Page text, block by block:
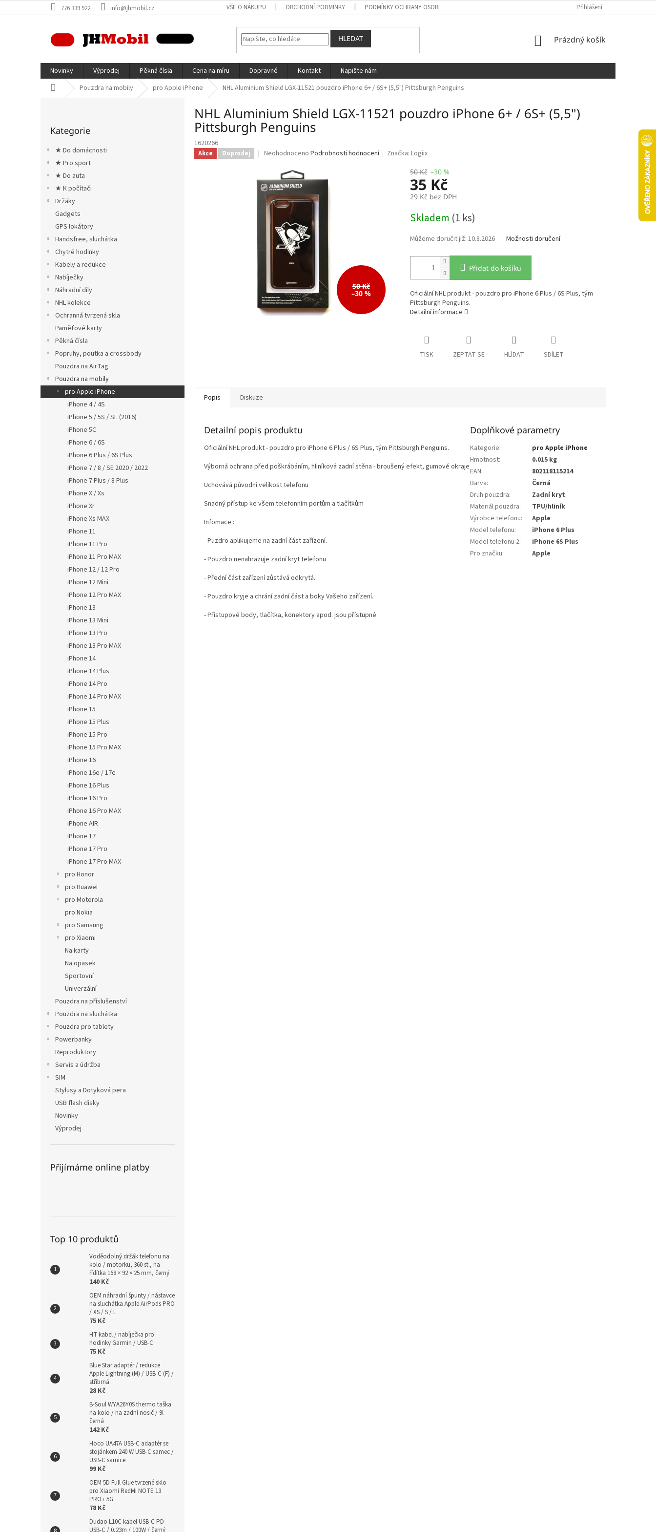
na
776 339 922 info@jhmobil.cz VŠE O NÁKUPU OBCHODNÍ PODMÍNKY PODMÍNKY OCHRANY OSOBNÍCH ÚDAJŮ Přihlášení
HLEDAT
NÁKUPNÍ
Prázdný košík
Novinky Výprodej Pěkná čísla Cena na míru Dopravné Kontakt
Napište nám
Domů Pouzdra na mobily pro Apple iPhone NHL Aluminium Shield LGX-11521 pouzdro iPhone 6+ / 6S+ (5,5") Pittsburgh Penguins
kategorie
Kategorie
★ Do domácnosti
★ Pro sport
★ Do auta
★ K počítači
Držáky
Gadgets
GPS lokátory
Handsfree, sluchátka
Chytré hodinky
Kabely a redukce
Nabíječky
Náhradní díly
NHL kolekce
Ochranná tvrzená skla
Paměťové karty
Pěkná čísla
Popruhy, poutka a crossbody
Pouzdra na AirTag
Pouzdra na mobily
pro Apple iPhone
iPhone 4 / 4S
iPhone 5 / 5S / SE (2016)
iPhone 5C
iPhone 6 / 6S
iPhone 6 Plus / 6S Plus
iPhone 7 / 8 / SE 2020 / 2022
iPhone 7 Plus / 8 Plus
iPhone X / Xs
iPhone Xr
iPhone Xs MAX
iPhone 11
iPhone 11 Pro
iPhone 11 Pro MAX
iPhone 12 / 12 Pro
iPhone 12 Mini
iPhone 12 Pro MAX
iPhone 13
iPhone 13 Mini
iPhone 13 Pro
iPhone 13 Pro MAX
iPhone 14
iPhone 14 Plus
iPhone 14 Pro
iPhone 14 Pro MAX
iPhone 15
iPhone 15 Plus
iPhone 15 Pro
iPhone 15 Pro MAX
iPhone 16
iPhone 16e / 17e
iPhone 16 Plus
iPhone 16 Pro
iPhone 16 Pro MAX
iPhone AIR
iPhone 17
iPhone 17 Pro
iPhone 17 Pro MAX
pro Honor
pro Huawei
pro Motorola
pro Nokia
pro Samsung
pro Xiaomi
Na karty
Na opasek
Sportovní
Univerzální
Pouzdra na příslušenství
Pouzdra na sluchátka
Pouzdra pro tablety
Powerbanky
Reproduktory
Servis a údržba
SIM
Stylusy a Dotyková pera
USB flash disky
Novinky
Výprodej
Přijímáme online platby
Top 10 produktů
Voděodolný držák telefonu na
kolo / motorku, 360 st., na
řídítka 168 × 92 × 25 mm, černý
140 Kč
OEM náhradní špunty / nástavce
na sluchátka Apple AirPods PRO
/ XS / S / L
75 Kč
HT kabel / nabíječka pro
hodinky Garmin / USB-C
75 Kč
Blue Star adaptér / redukce
Apple Lightning (M) / USB-C (F) /
stříbrná
28 Kč
B-Soul WYA26Y0S thermo taška
na kolo / na zadní nosič / 9l
černá
142 Kč
Hoco UA47A USB-C adaptér se
stojánkem 240 W USB-C samec /
USB-C samice
99 Kč
OEM 5D Full Glue tvrzené sklo
pro Xiaomi RedMi NOTE 13
PRO+ 5G
78 Kč
Dudao L10C kabel USB-C PD -
USB-C / 0,23m / 100W / černý
NHL Aluminium Shield LGX-11521 pouzdro iPhone 6+ / 6S+ (5,5")
Pittsburgh Penguins
1620266
Akce Doprodej
Průměrné
produktu
je
0,0
z
5
hvězdiček.
Neohodnoceno Podrobnosti hodnocení Značka:Logiix
50 Kč
–30 %
50 Kč –30 %
35 Kč
29 Kč bez DPH
cena:
Skladem (1 ks)
10.8.2026 Možnosti doručení
Přidat do košíku
Oficiální NHL produkt - pouzdro pro iPhone 6 Plus / 6S Plus, tým
Pittsburgh Penguins.
Detailní informace
TISK ZEPTAT SE HLÍDAT SDÍLET
Popis Diskuze
Detailní popis produktu
Oficiální NHL produkt - pouzdro pro iPhone 6 Plus / 6S Plus, tým Pittsburgh Penguins.
Výborná ochrana před poškrábáním, hliníková zadní stěna - broušený efekt, gumové okraje
Uchovává původní velikost telefonu
Snadný přístup ke všem telefonním portům a tlačítkům
Infomace :
- Puzdro aplikujeme na zadní část zařízení.
- Pouzdro nenahrazuje zadní kryt telefonu
- Přední část zařízení zůstává odkrytá.
- Pouzdro kryje a chrání zadní část a boky Vašeho zařízení.
- Přístupové body, tlačítka, konektory apod. jsou přístupné
Doplňkové parametry
Kategorie:
pro Apple iPhone
Hmotnost:
0.015 kg
EAN:
802118115214
Barva:
Černá
Druh pouzdra:
Zadní kryt
Materiál pouzdra:
TPU/hliník
Výrobce telefonu:
Apple
Model telefonu:
iPhone 6 Plus
Model telefonu 2:
iPhone 6S Plus
Pro značku: Apple